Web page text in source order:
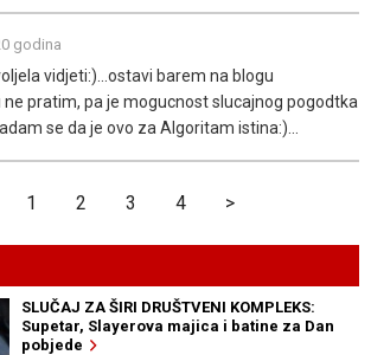
godina
vidjeti:)...ostavi barem na blogu
ne pratim, pa je mogucnost slucajnog pogodtka
se da je ovo za Algoritam istina:)...
1 2 3 4 >
SLUČAJ ZA ŠIRI DRUŠTVENI KOMPLEKS:
Supetar, Slayerova majica i batine za Dan
pobjede